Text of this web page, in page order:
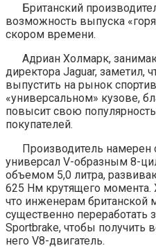
Британский
возможность выпуска
скором времени.
Адриан Холмарк,
директора Jaguar, заметил,
выпустить на рынок
«универсальном» кузове,
повысит свою
покупателей.
Производитель намерен
универсал V-образным 8-
объемом 5,0 литра,
625 Нм крутящего момента.
что инженерам британской
существенно
Sportbrake, чтобы получить
него V8-двигатель.